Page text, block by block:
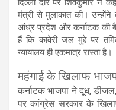
दिल्ली दौरे पर शिवकुमार ने
मंत्री से मुलाकात की। उन्होंने
आंध्र प्रदेश और कर्नाटक की
हैं कि कावेरी जल मुद्दे पर
न्यायालय ही एकमात्र रास्ता है।
महंगाई के खिलाफ
कर्नाटक भाजपा ने दूध,
पर कांग्रेस सरकार के